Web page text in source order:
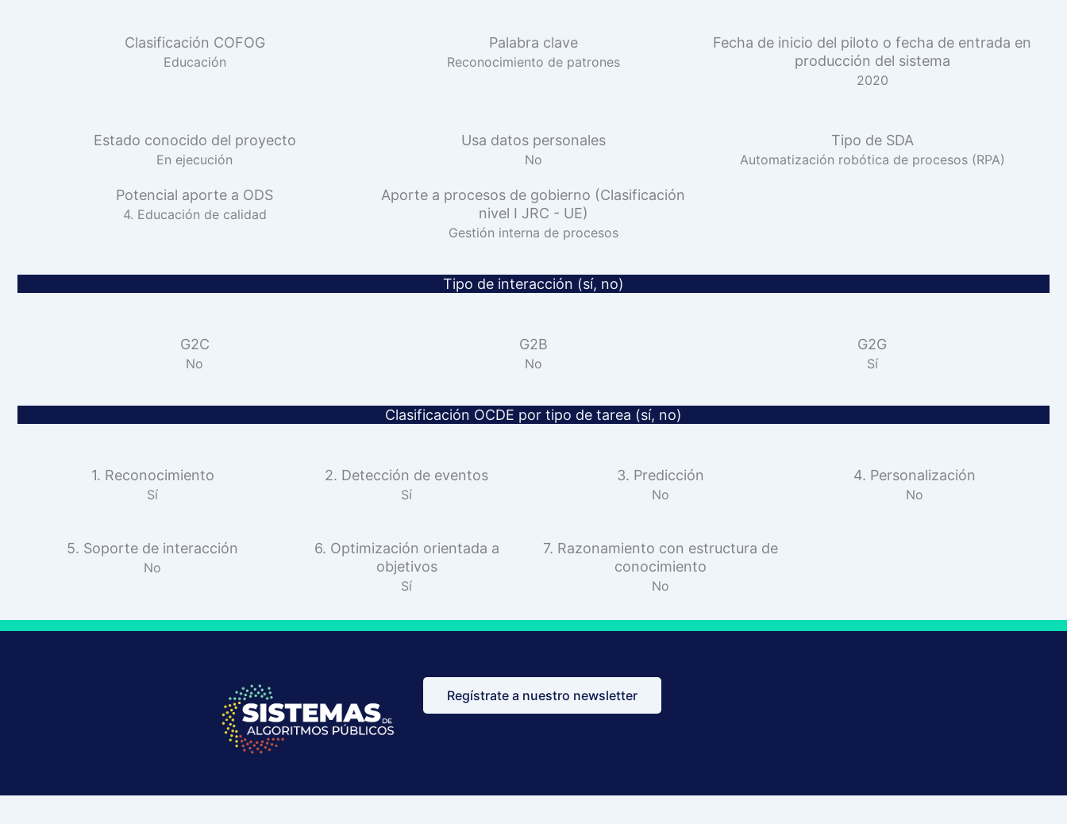
Clasificación COFOG
Educación
Palabra clave
Reconocimiento de patrones
Fecha de inicio del piloto o fecha de entrada en
producción del sistema
2020
Estado conocido del proyecto
En ejecución
Usa datos personales
No
Tipo de SDA
Automatización robótica de procesos (RPA)
Potencial aporte a ODS
4. Educación de calidad
Aporte a procesos de gobierno (Clasificación
nivel I JRC - UE)
Gestión interna de procesos
Tipo de interacción (sí, no)
G2C
No
G2B
No
G2G
Sí
Clasificación OCDE por tipo de tarea (sí, no)
1. Reconocimiento
Sí
2. Detección de eventos
Sí
3. Predicción
No
4. Personalización
No
5. Soporte de interacción
No
6. Optimización orientada a
objetivos
Sí
7. Razonamiento con estructura de
conocimiento
No
Regístrate a nuestro newsletter